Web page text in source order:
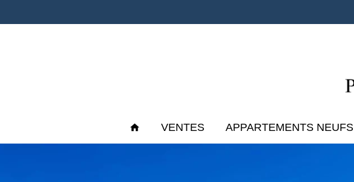
VENTES APPARTEMENTS NEUFS